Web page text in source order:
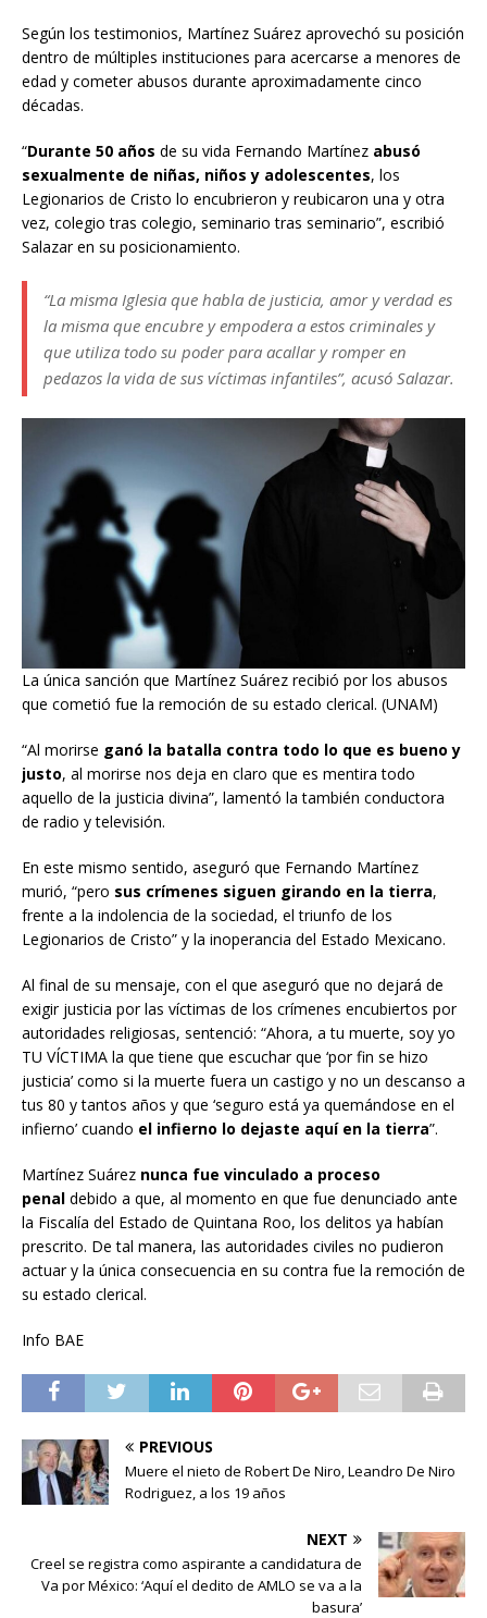
Según los testimonios, Martínez Suárez aprovechó su posición
dentro de múltiples instituciones para acercarse a menores de
edad y cometer abusos durante aproximadamente cinco
décadas.
“Durante 50 años de su vida Fernando Martínez abusó
sexualmente de niñas, niños y adolescentes, los
Legionarios de Cristo lo encubrieron y reubicaron una y otra
vez, colegio tras colegio, seminario tras seminario”, escribió
Salazar en su posicionamiento.
“La misma Iglesia que habla de justicia, amor y verdad es
la misma que encubre y empodera a estos criminales y
que utiliza todo su poder para acallar y romper en
pedazos la vida de sus víctimas infantiles”, acusó Salazar.
La única sanción que Martínez Suárez recibió por los abusos
que cometió fue la remoción de su estado clerical. (UNAM)
“Al morirse ganó la batalla contra todo lo que es bueno y
justo, al morirse nos deja en claro que es mentira todo
aquello de la justicia divina”, lamentó la también conductora
de radio y televisión.
En este mismo sentido, aseguró que Fernando Martínez
murió, “pero sus crímenes siguen girando en la tierra,
frente a la indolencia de la sociedad, el triunfo de los
Legionarios de Cristo” y la inoperancia del Estado Mexicano.
Al final de su mensaje, con el que aseguró que no dejará de
exigir justicia por las víctimas de los crímenes encubiertos por
autoridades religiosas, sentenció: “Ahora, a tu muerte, soy yo
TU VÍCTIMA la que tiene que escuchar que ‘por fin se hizo
justicia’ como si la muerte fuera un castigo y no un descanso a
tus 80 y tantos años y que ‘seguro está ya quemándose en el
infierno’ cuando el infierno lo dejaste aquí en la tierra”.
Martínez Suárez nunca fue vinculado a proceso
penal debido a que, al momento en que fue denunciado ante
la Fiscalía del Estado de Quintana Roo, los delitos ya habían
prescrito. De tal manera, las autoridades civiles no pudieron
actuar y la única consecuencia en su contra fue la remoción de
su estado clerical.
Info BAE
PREVIOUS
Muere el nieto de Robert De Niro, Leandro De Niro
Rodriguez, a los 19 años
NEXT
Creel se registra como aspirante a candidatura de
Va por México: ‘Aquí el dedito de AMLO se va a la
basura’